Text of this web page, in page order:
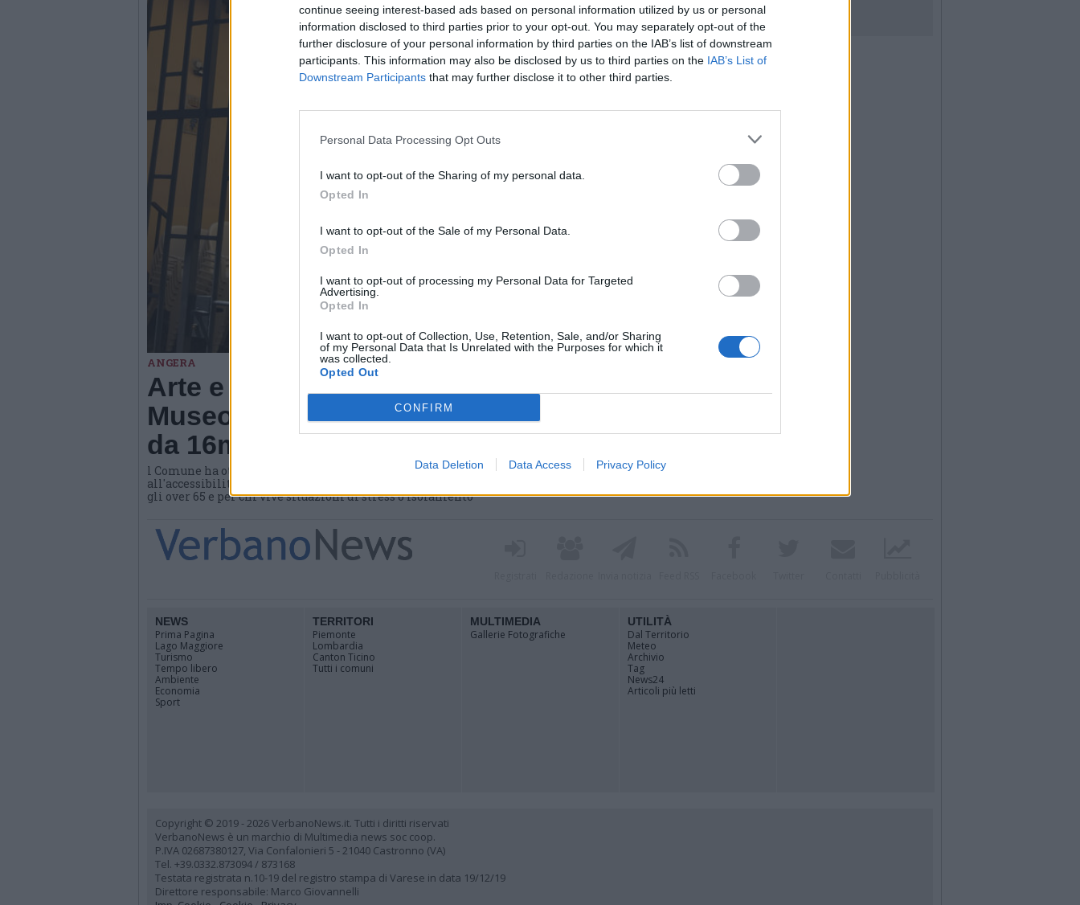
continue seeing interest-based ads based on personal information utilized by us or personal
information disclosed to third parties prior to your opt-out. You may separately opt-out of the
further disclosure of your personal information by third parties on the IAB’s list of downstream
participants. This information may also be disclosed by us to third parties on the IAB’s List of
Downstream Participants that may further disclose it to other third parties.
Personal Data Processing Opt Outs
I want to opt-out of the Sharing of my personal data.
Opted In
I want to opt-out of the Sale of my Personal Data.
Opted In
I want to opt-out of processing my Personal Data for Targeted
Advertising.
Opted In
I want to opt-out of Collection, Use, Retention, Sale, and/or Sharing
of my Personal Data that Is Unrelated with the Purposes for which it
was collected.
Opted Out
CONFIRM
Data Deletion Data Access Privacy Policy
ANGERA
Arte e benessere nei nuovi percorsi del
Museo di Angera grazie a un contributo
da 16mila euro
l Comune ha ottenuto un contributo da Regione Lombardia per avviare il progetto dedicato
all'accessibilità e all'invecchiamento attivo. Tre diversi percorsi di cura culturale pensati per
gli over 65 e per chi vive situazioni di stress o isolamento
NEWS
Prima Pagina
Lago Maggiore
Turismo
Tempo libero
Ambiente
Economia
Sport
TERRITORI
Piemonte
Lombardia
Canton Ticino
Tutti i comuni
MULTIMEDIA
Gallerie Fotografiche
UTILITÀ
Dal Territorio
Meteo
Archivio
Tag
News24
Articoli più letti
Copyright © 2019 - 2026 VerbanoNews.it. Tutti i diritti riservati
VerbanoNews è un marchio di Multimedia news soc coop.
P.IVA 02687380127, Via Confalonieri 5 - 21040 Castronno (VA)
Tel. +39.0332.873094 / 873168
Testata registrata n.10-19 del registro stampa di Varese in data 19/12/19
Direttore responsabile: Marco Giovannelli